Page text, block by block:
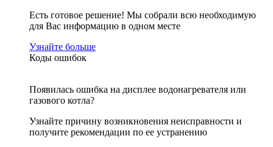
Есть готовое решение! Мы собрали всю необходимую
для Вас информацию в одном месте
Узнайте больше
Коды ошибок
Появилась ошибка на дисплее водонагревателя или
газового котла?
Узнайте причину возникновения неисправности и
получите рекомендации по ее устранению